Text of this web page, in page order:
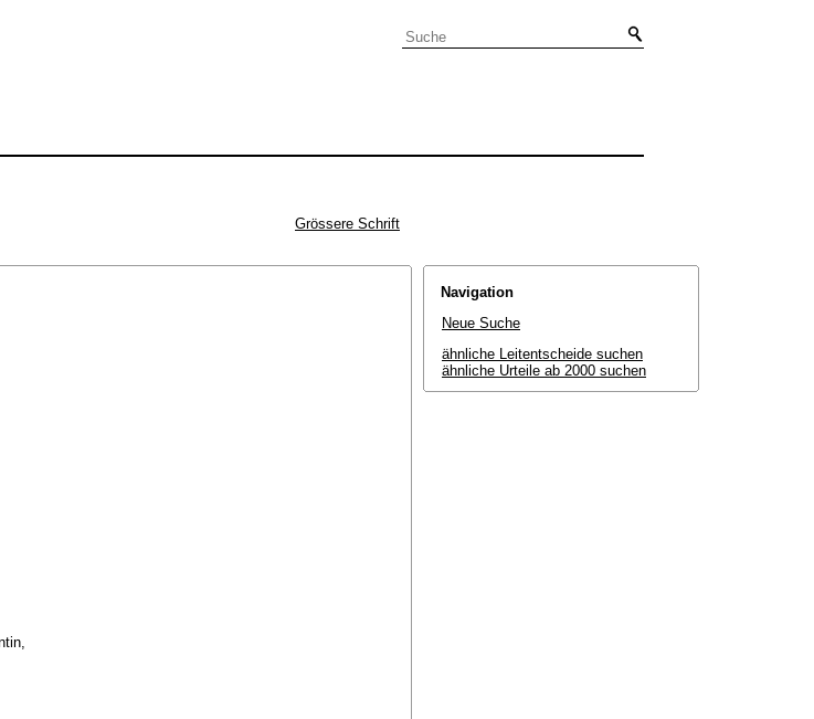
Grössere Schrift
Navigation
Neue Suche
ähnliche Leitentscheide suchen
ähnliche Urteile ab 2000 suchen